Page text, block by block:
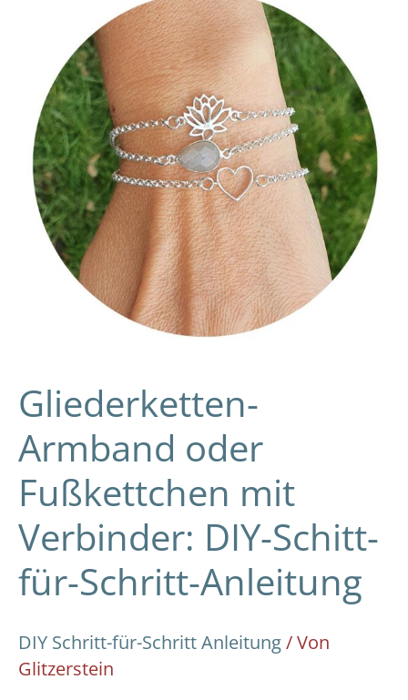
Gliederketten-
Armband oder
Fußkettchen mit
Verbinder: DIY-Schitt-
für-Schritt-Anleitung
DIY Schritt-für-Schritt Anleitung/ Von
Glitzerstein
Fußkettchen
Verbinder:
DIY-
Schitt-
für-
Schritt-
Anleitung